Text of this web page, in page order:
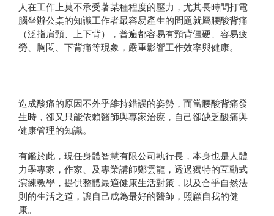
人在工作上莫不承受著某種程度的壓力，尤其長時間打電
腦坐辦公桌的知識工作者最容易產生的問題就屬腰酸背痛
（泛指肩頸、上下背），普遍都容易有頸背僵硬、容易疲
勞、胸悶、下背痛等現象，嚴重影響工作效率與健康。
造成酸痛的原因不外乎維持錯誤的姿勢，而當腰酸背痛發
生時，卻又只能依賴醫師與專家治療，自己卻缺乏酸痛與
健康管理的知識。
有鑑於此，現任身體智慧有限公司執行長，本身也是人體
力學專家，作家、及專業講師鄭雲龍，透過獨特的互動式
演練教學，提供整體最適健康生活對策，以及合乎自然法
則的生活之道，讓自己成為最好的醫師，照顧自我的健
康。